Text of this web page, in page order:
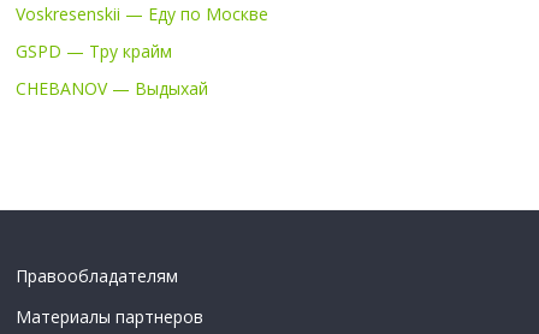
Voskresenskii — Еду по Москве
GSPD — Тру крайм
CHEBANOV — Выдыхай
Правообладателям
Материалы партнеров